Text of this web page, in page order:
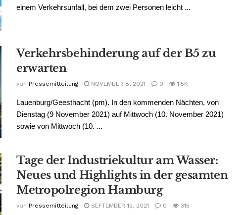
einem Verkehrsunfall, bei dem zwei Personen leicht ...
Verkehrsbehinderung auf der B5 zu
erwarten
von Pressemitteilung NOVEMBER 8, 2021 0 1.5K
Lauenburg/Geesthacht (pm). In den kommenden Nächten, von
Dienstag (9 November 2021) auf Mittwoch (10. November 2021)
sowie von Mittwoch (10. ...
Tage der Industriekultur am Wasser:
Neues und Highlights in der gesamten
Metropolregion Hamburg
von Pressemitteilung SEPTEMBER 13, 2021 0 315